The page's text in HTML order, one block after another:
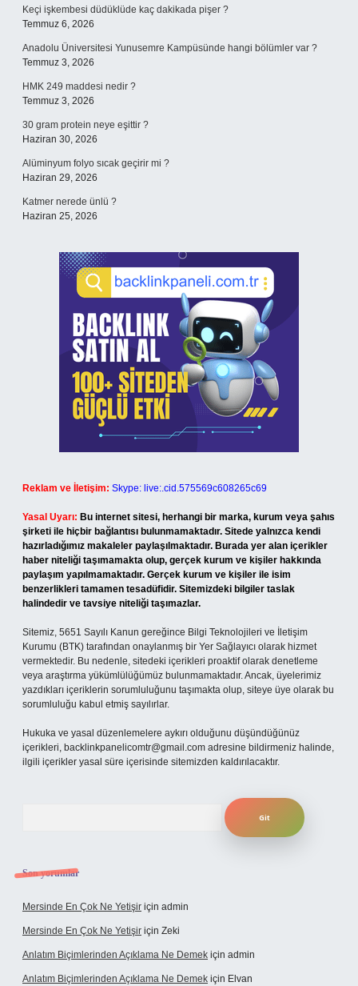
Keçi işkembesi düdüklüde kaç dakikada pişer ?
Temmuz 6, 2026
Anadolu Üniversitesi Yunusemre Kampüsünde hangi bölümler var ?
Temmuz 3, 2026
HMK 249 maddesi nedir ?
Temmuz 3, 2026
30 gram protein neye eşittir ?
Haziran 30, 2026
Alüminyum folyo sıcak geçirir mi ?
Haziran 29, 2026
Katmer nerede ünlü ?
Haziran 25, 2026
Reklam ve İletişim: Skype: live:.cid.575569c608265c69
Yasal Uyarı: Bu internet sitesi, herhangi bir marka, kurum veya şahıs
şirketi ile hiçbir bağlantısı bulunmamaktadır. Sitede yalnızca kendi
hazırladığımız makaleler paylaşılmaktadır. Burada yer alan içerikler
haber niteliği taşımamakta olup, gerçek kurum ve kişiler hakkında
paylaşım yapılmamaktadır. Gerçek kurum ve kişiler ile isim
benzerlikleri tamamen tesadüfidir. Sitemizdeki bilgiler taslak
halindedir ve tavsiye niteliği taşımazlar.
Sitemiz, 5651 Sayılı Kanun gereğince Bilgi Teknolojileri ve İletişim
Kurumu (BTK) tarafından onaylanmış bir Yer Sağlayıcı olarak hizmet
vermektedir. Bu nedenle, sitedeki içerikleri proaktif olarak denetleme
veya araştırma yükümlülüğümüz bulunmamaktadır. Ancak, üyelerimiz
yazdıkları içeriklerin sorumluluğunu taşımakta olup, siteye üye olarak bu
sorumluluğu kabul etmiş sayılırlar.
Hukuka ve yasal düzenlemelere aykırı olduğunu düşündüğünüz
içerikleri, backlinkpanelicomtr@gmail.com adresine bildirmeniz halinde,
ilgili içerikler yasal süre içerisinde sitemizden kaldırılacaktır.
Son yorumlar
Mersinde En Çok Ne Yetişir için admin
Mersinde En Çok Ne Yetişir için Zeki
Anlatım Biçimlerinden Açıklama Ne Demek için admin
Anlatım Biçimlerinden Açıklama Ne Demek için Elvan